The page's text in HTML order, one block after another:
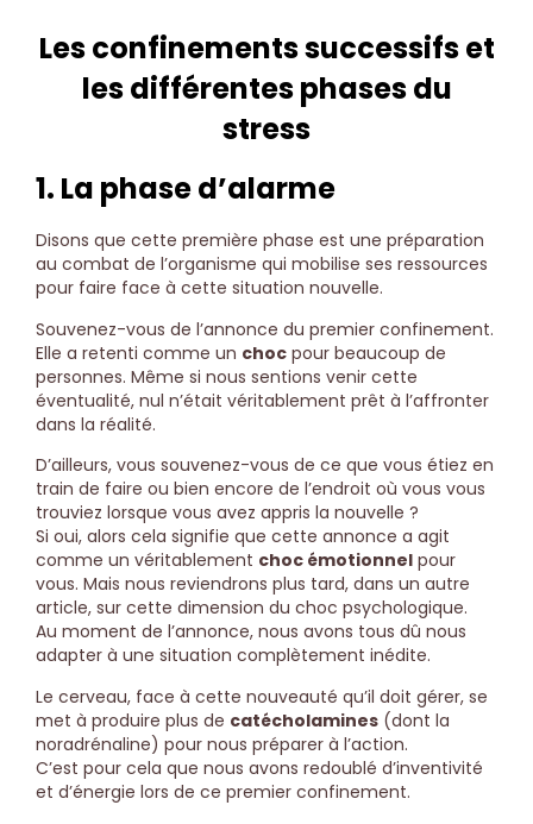
Les confinements successifs et
les différentes phases du
stress
1. La phase d’alarme
Disons que cette première phase est une préparation
au combat de l’organisme qui mobilise ses ressources
pour faire face à cette situation nouvelle.
Souvenez-vous de l’annonce du premier confinement.
Elle a retenti comme un choc pour beaucoup de
personnes. Même si nous sentions venir cette
éventualité, nul n’était véritablement prêt à l’affronter
dans la réalité.
D’ailleurs, vous souvenez-vous de ce que vous étiez en
train de faire ou bien encore de l’endroit où vous vous
trouviez lorsque vous avez appris la nouvelle ?
Si oui, alors cela signifie que cette annonce a agit
comme un véritablement choc émotionnel pour
vous. Mais nous reviendrons plus tard, dans un autre
article, sur cette dimension du choc psychologique.
Au moment de l’annonce, nous avons tous dû nous
adapter à une situation complètement inédite.
Le cerveau, face à cette nouveauté qu’il doit gérer, se
met à produire plus de catécholamines (dont la
noradrénaline) pour nous préparer à l’action.
C’est pour cela que nous avons redoublé d’inventivité
et d’énergie lors de ce premier confinement.